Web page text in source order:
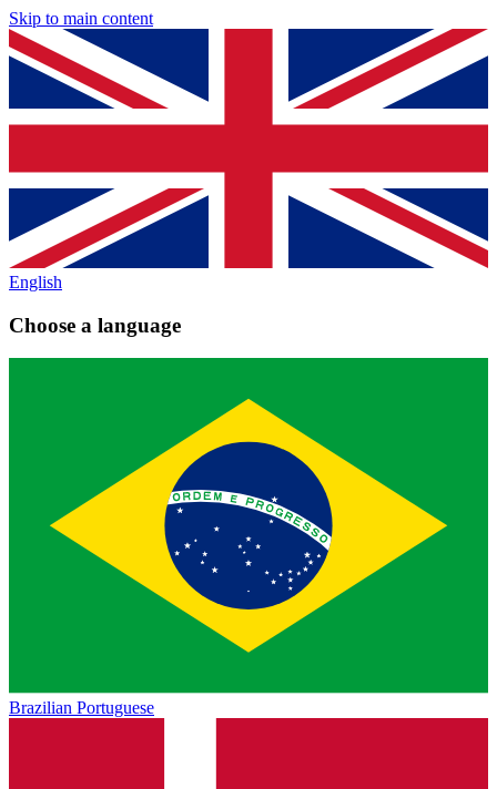
Skip to main content
English
Choose a language
Brazilian Portuguese